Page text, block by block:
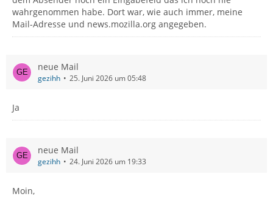
wahrgenommen habe. Dort war, wie auch immer, meine
Mail-Adresse und news.mozilla.org angegeben.
neue Mail
gezihh 25. Juni 2026 um 05:48
Ja
neue Mail
gezihh 24. Juni 2026 um 19:33
Moin,